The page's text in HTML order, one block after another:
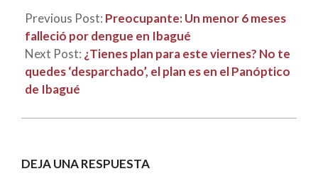
Previous Post: Preocupante: Un menor 6 meses
falleció por dengue en Ibagué
Next Post: ¿Tienes plan para este viernes? No te
quedes ‘desparchado’, el plan es en el Panóptico
de Ibagué
DEJA UNA RESPUESTA